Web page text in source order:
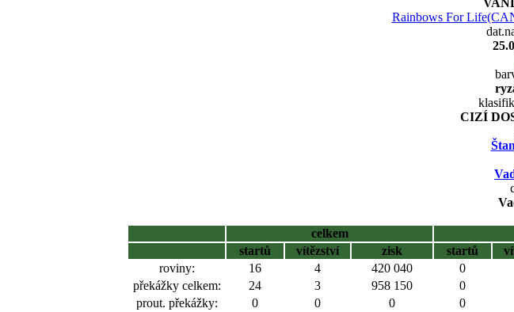
Rainbows For
CIZÍ
celkem
startů
vítězství zisk startů
roviny:
16 4 420 040 0
překážky celkem:
24 3 958 150 0
prout. překážky:
0 0 0 0